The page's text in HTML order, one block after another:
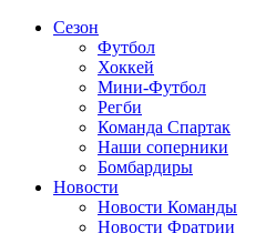
Сезон
Футбол
Хоккей
Мини-Футбол
Регби
Команда Спартак
Наши соперники
Бомбардиры
Новости
Новости Команды
Новости Фратрии